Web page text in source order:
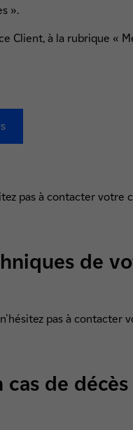
».
Client, à la rubrique «
pas à contacter votre
de
pas à contacter
de décès